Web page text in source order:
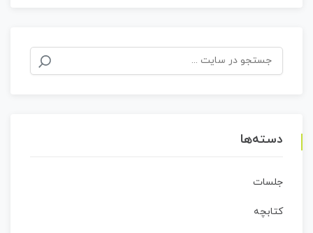
جستجو
برای:
دسته‌ها
جلسات
کتابچه